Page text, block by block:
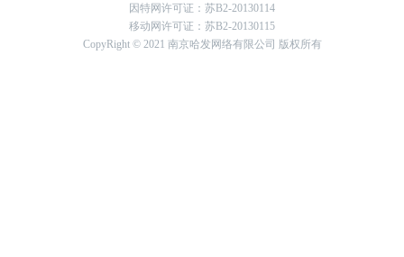
因特网许可证：苏B2-20130114
移动网许可证：苏B2-20130115
CopyRight © 2021 南京哈发网络有限公司 版权所有